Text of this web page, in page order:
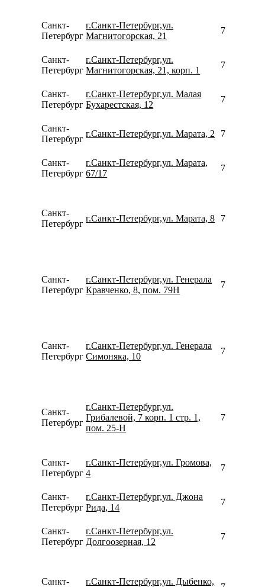
Санкт-
Петербург
г.Санкт-Петербург,ул.
Магнитогорская, 21
Санкт-
Петербург
г.Санкт-Петербург,ул.
Магнитогорская, 21, корп. 1
Санкт-
Петербург
г.Санкт-Петербург,ул. Малая
Бухарестская, 12
Санкт-
Петербург
г.Санкт-Петербург,ул. Марата, 2
Санкт-
Петербург
г.Санкт-Петербург,ул. Марата,
67/17
Санкт-
Петербург
г.Санкт-Петербург,ул. Марата, 8
Санкт-
Петербург
г.Санкт-Петербург,ул. Генерала
Кравченко, 8, пом. 79Н
Санкт-
Петербург
г.Санкт-Петербург,ул. Генерала
Симоняка, 10
Санкт-
Петербург
г.Санкт-Петербург,ул.
Грибалевой, 7 корп. 1 стр. 1,
пом. 25-Н
Санкт-
Петербург
г.Санкт-Петербург,ул. Громова,
4
Санкт-
Петербург
г.Санкт-Петербург,ул. Джона
Рида, 14
Санкт-
Петербург
г.Санкт-Петербург,ул.
Долгоозерная, 12
Санкт-
г.Санкт-Петербург,ул. Дыбенко,